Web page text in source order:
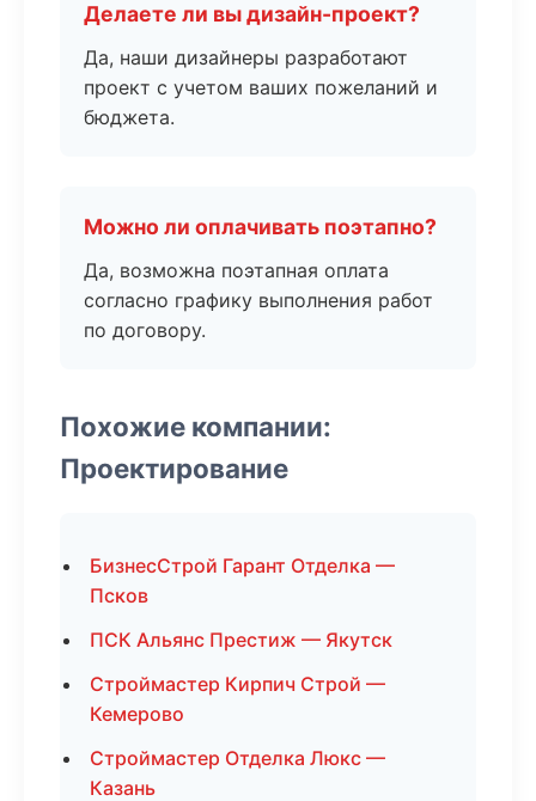
Делаете ли вы дизайн-проект?
Да, наши дизайнеры разработают
проект с учетом ваших пожеланий и
бюджета.
Можно ли оплачивать поэтапно?
Да, возможна поэтапная оплата
согласно графику выполнения работ
по договору.
Похожие компании:
Проектирование
БизнесСтрой Гарант Отделка —
Псков
ПСК Альянс Престиж — Якутск
Строймастер Кирпич Строй —
Кемерово
Строймастер Отделка Люкс —
Казань